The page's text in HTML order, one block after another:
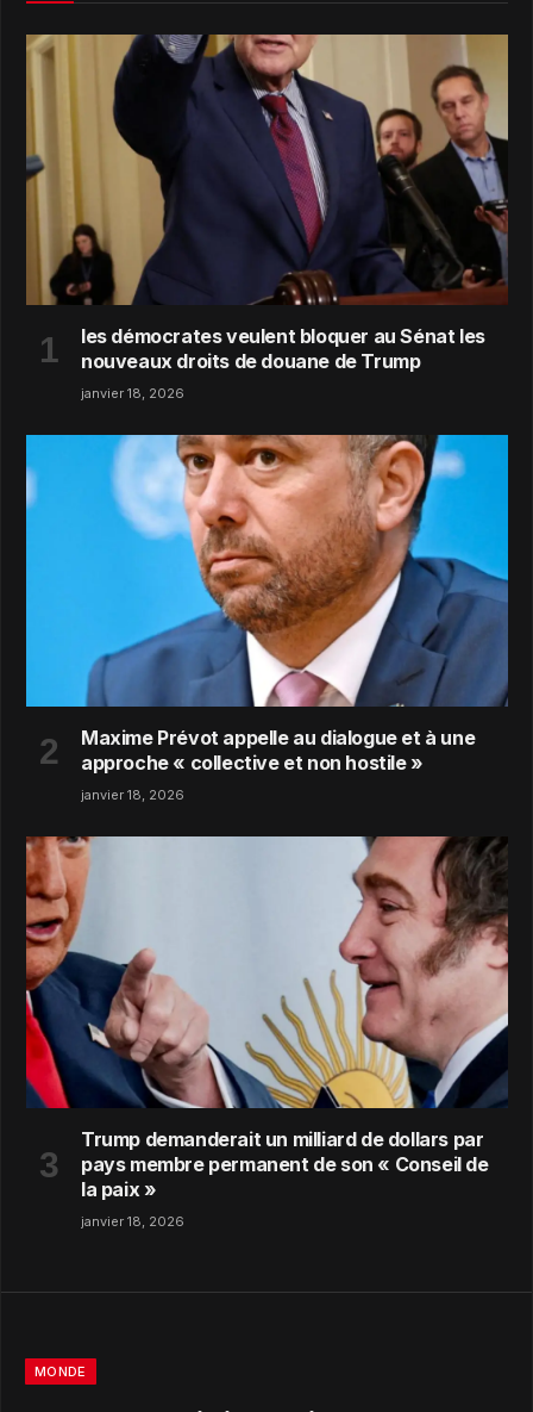
les démocrates veulent bloquer au Sénat les
nouveaux droits de douane de Trump
janvier 18, 2026
Maxime Prévot appelle au dialogue et à une
approche « collective et non hostile »
janvier 18, 2026
Trump demanderait un milliard de dollars par
pays membre permanent de son « Conseil de
la paix »
janvier 18, 2026
MONDE